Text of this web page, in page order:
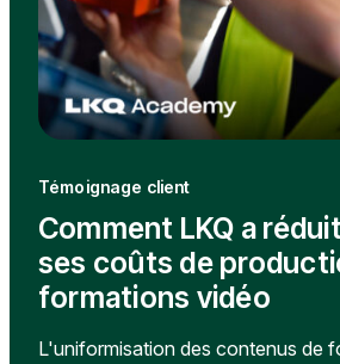
Témoignage client
Comment LKQ a
ses coûts de
formations vidéo
L'uniformisation des contenus de